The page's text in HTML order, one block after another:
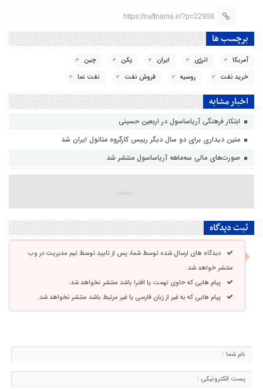
https://naftnama.ir/?p=22908
برچسب ها
آمریکا انرژی ایران پکن
چین
خرید نفت
روسیه فروش نفت نفت نما
اخبار مشابه
ابتکار فرهنگی آریاساسول در اربعین حسینی
متین دیداری برای دو سال دیگر رییس کارگروه متانول ایران شد
صورت‌های مالی سه‌ماهه آریاساسول منتشر شد
ثبت دیدگاه
دیدگاه های ارسال شده توسط شما، پس از تایید توسط تیم مدیریت در وب
منتشر خواهد شد.
پیام هایی که حاوی تهمت یا افترا باشد منتشر نخواهد شد.
پیام هایی که به غیر از زبان فارسی یا غیر مرتبط باشد منتشر نخواهد شد.